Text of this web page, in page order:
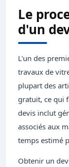
Le
d'un
L'un des
travaux de
plupart des
gratuit, ce qui
devis inclut
associés aux
temps estimé
Obtenir un